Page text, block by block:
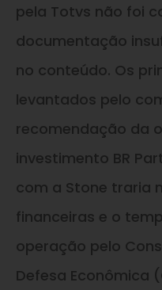
pela Totvs não foi
documentação
no conteúdo. Os
levantados pelo
recomendação da
investimento BR
com a Stone traria
financeiras e o
operação pelo
Defesa Econômica